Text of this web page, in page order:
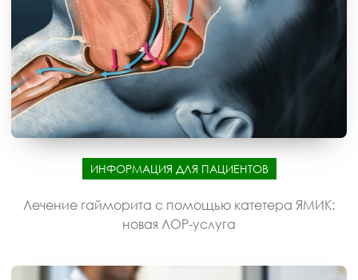
ИНФОРМАЦИЯ ДЛЯ ПАЦИЕНТОВ
Лечение гайморита с помощью катетера ЯМИК:
новая ЛОР-услуга